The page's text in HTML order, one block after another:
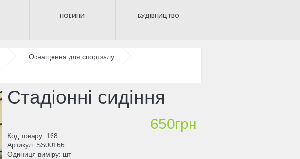
НОВИНИ БУДІВНИЦТВО
Оснащення для спортзалу
Стадіонні сидіння
650грн
Код товару 168
Артикул SS00166
Одиниця виміру шт